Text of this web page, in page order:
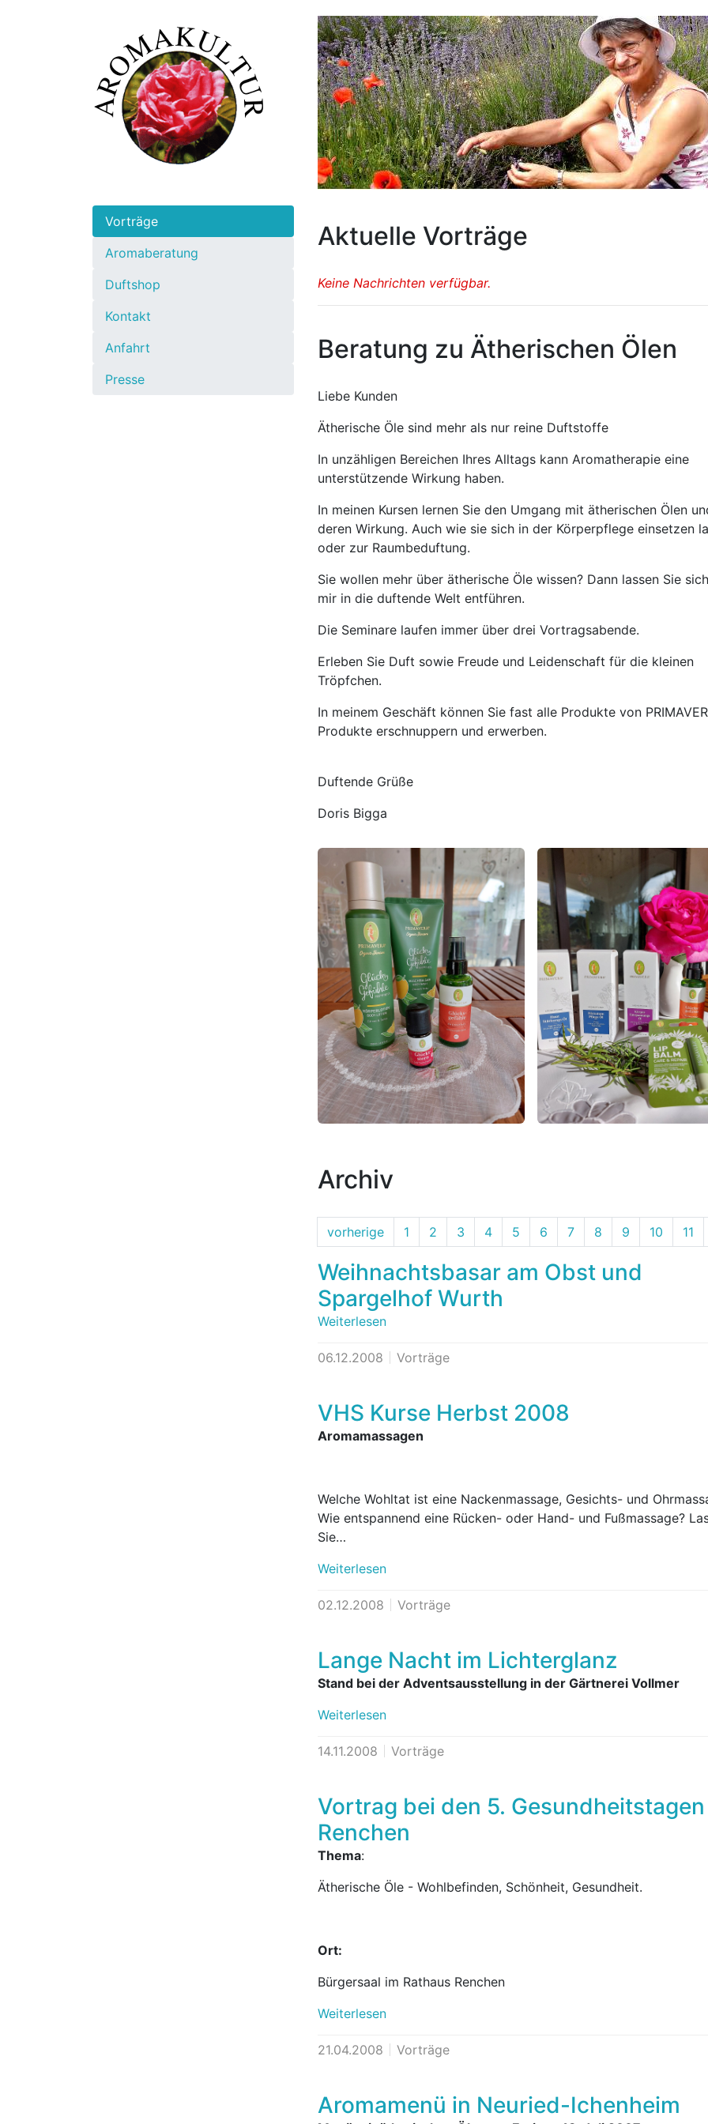
Vorträge
Aromaberatung
Duftshop
Kontakt
Anfahrt
Presse
Aktuelle Vorträge
Keine Nachrichten verfügbar.
Beratung zu Ätherischen Ölen
Liebe Kunden
Ätherische Öle sind mehr als nur reine Duftstoffe
In unzähligen Bereichen Ihres Alltags kann Aromatherapie eine
unterstützende Wirkung haben.
In meinen Kursen lernen Sie den Umgang mit ätherischen Ölen
deren Wirkung. Auch wie sie sich in der Körperpflege einsetzen
oder zur Raumbeduftung.
Sie wollen mehr über ätherische Öle wissen? Dann lassen Sie
mir in die duftende Welt entführen.
Die Seminare laufen immer über drei Vortragsabende.
Erleben Sie Duft sowie Freude und Leidenschaft für die kleinen
Tröpfchen.
In meinem Geschäft können Sie fast alle Produkte von
Produkte erschnuppern und erwerben.
Duftende Grüße
Doris Bigga
Archiv
vorherige 1 2 3 4 5 6 7 8 9 10 11
Weihnachtsbasar am Obst und
Spargelhof Wurth
Weiterlesen
06.12.2008 Vorträge
VHS Kurse Herbst 2008
Aromamassagen
Welche Wohltat ist eine Nackenmassage, Gesichts- und
Wie entspannend eine Rücken- oder Hand- und Fußmassage?
Sie…
Weiterlesen
02.12.2008 Vorträge
Lange Nacht im Lichterglanz
Stand bei der Adventsausstellung in der Gärtnerei Vollmer
Weiterlesen
14.11.2008 Vorträge
Vortrag bei den 5.
Renchen
Thema:
Ätherische Öle - Wohlbefinden, Schönheit, Gesundheit.
Ort:
Bürgersaal im Rathaus Renchen
Weiterlesen
21.04.2008 Vorträge
Aromamenü in Neuried-Ichenheim